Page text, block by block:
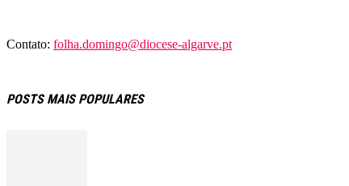
Contato: folha.domingo@diocese-algarve.pt
POSTS MAIS POPULARES